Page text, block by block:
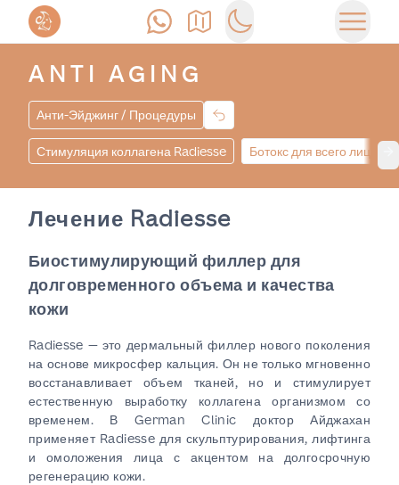
ПозвонитьКак доехатьSwitch to dark mode
ANTI AGING
Анти-Эйджинг / Процедуры
Стимуляция коллагена Radiesse Ботокс для всего лица
Лечение Radiesse
Биостимулирующий филлер для
долговременного объема и качества
кожи
Radiesse — это дермальный филлер нового поколения
на основе микросфер кальция. Он не только мгновенно
восстанавливает объем тканей, но и стимулирует
естественную выработку коллагена организмом со
временем. В German Clinic доктор Айджахан
применяет Radiesse для скульптурирования, лифтинга
и омоложения лица с акцентом на долгосрочную
регенерацию кожи.